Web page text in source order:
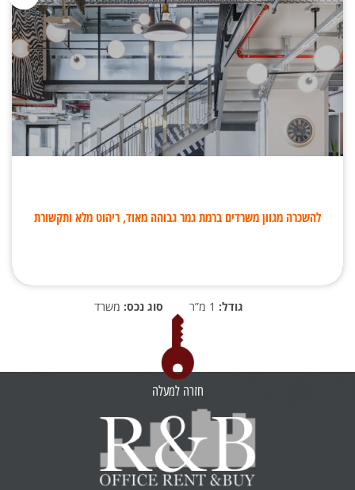
להשכרה מגוון משרדים ברמת גמר גבוהה מאוד, ריהוט מלא ותקשורת
גודל: סוג נכס: משרד
חזרה למעלה